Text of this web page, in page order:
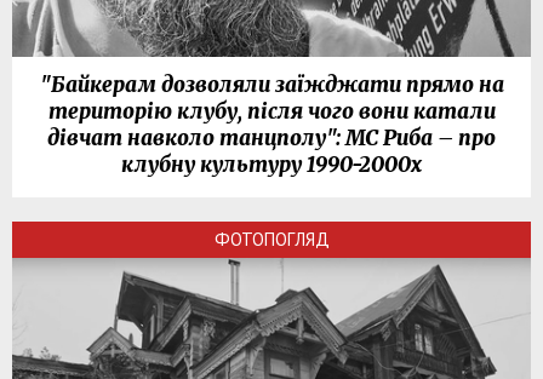
"Байкерам дозволяли заїжджати прямо на
територію клубу, після чого вони катали
дівчат навколо танцполу": МС Риба – про
клубну культуру 1990-2000х
ФОТОПОГЛЯД